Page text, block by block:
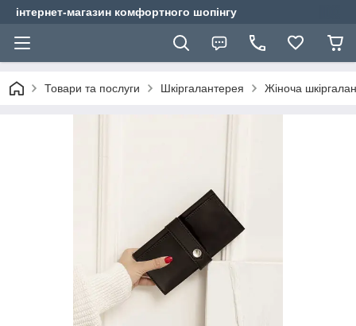
інтернет-магазин комфортного шопінгу
Товари та послуги Шкіргалантерея Жіноча